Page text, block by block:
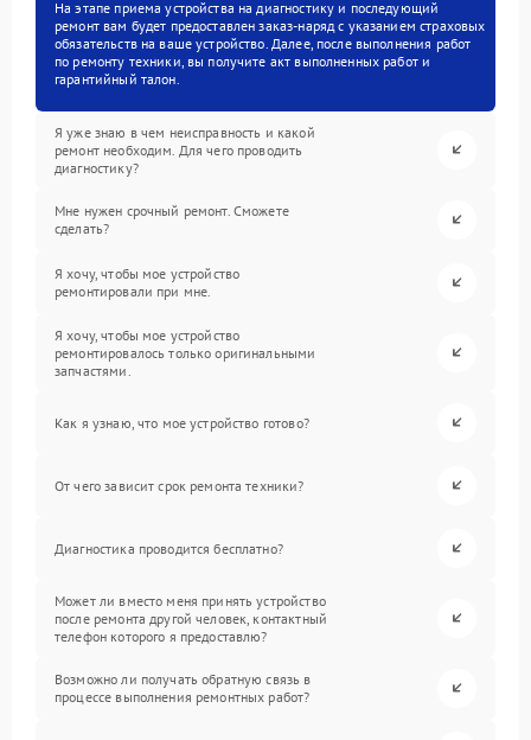
На этапе приема устройства на диагностику и последующий
ремонт вам будет предоставлен заказ-наряд с указанием страховых
обязательств на ваше устройство. Далее, после выполнения работ
по ремонту техники, вы получите акт выполненных работ и
гарантийный талон.
Я уже знаю в чем неисправность и какой
ремонт необходим. Для чего проводить
диагностику?
Мне нужен срочный ремонт. Сможете
сделать?
Я хочу, чтобы мое устройство
ремонтировали при мне.
Я хочу, чтобы мое устройство
ремонтировалось только оригинальными
запчастями.
Как я узнаю, что мое устройство готово?
От чего зависит срок ремонта техники?
Диагностика проводится бесплатно?
Может ли вместо меня принять устройство
после ремонта другой человек, контактный
телефон которого я предоставлю?
Возможно ли получать обратную связь в
процессе выполнения ремонтных работ?